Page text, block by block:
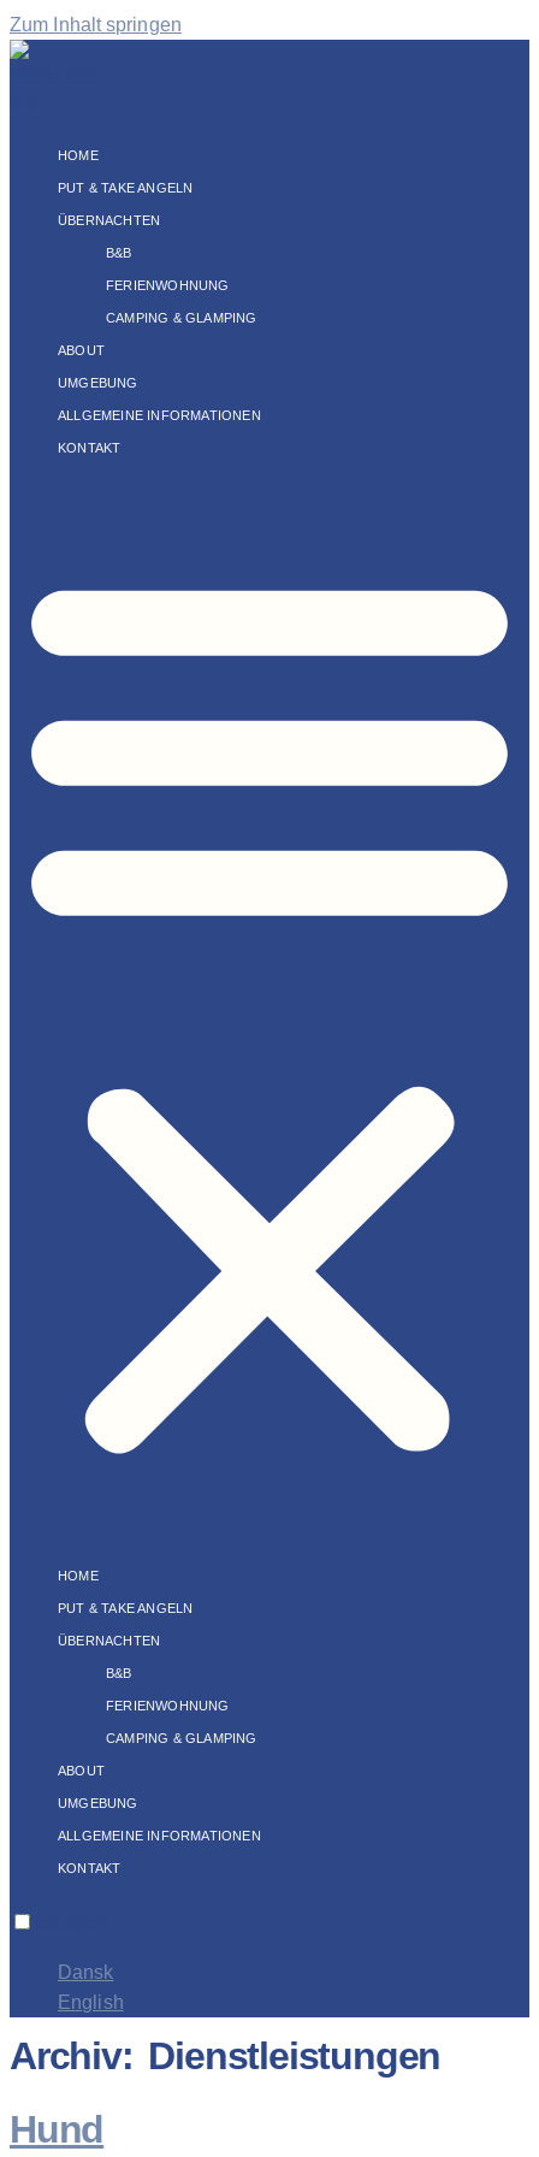
Zum Inhalt springen
HOME
PUT & TAKE ANGELN
ÜBERNACHTEN
B&B
FERIENWOHNUNG
CAMPING & GLAMPING
ABOUT
UMGEBUNG
ALLGEMEINE INFORMATIONEN
KONTAKT
HOME
PUT & TAKE ANGELN
ÜBERNACHTEN
B&B
FERIENWOHNUNG
CAMPING & GLAMPING
ABOUT
UMGEBUNG
ALLGEMEINE INFORMATIONEN
KONTAKT
Dansk
English
Archiv: Dienstleistungen
Hund